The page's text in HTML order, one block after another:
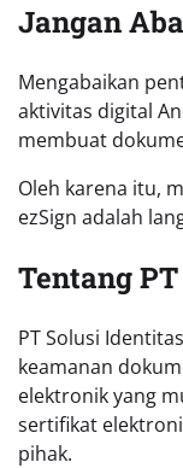
Jangan
Mengabaikan
aktivitas digital
membuat
Oleh karena itu,
ezSign adalah
Tentang
PT Solusi
keamanan
elektronik yang
sertifikat
pihak.